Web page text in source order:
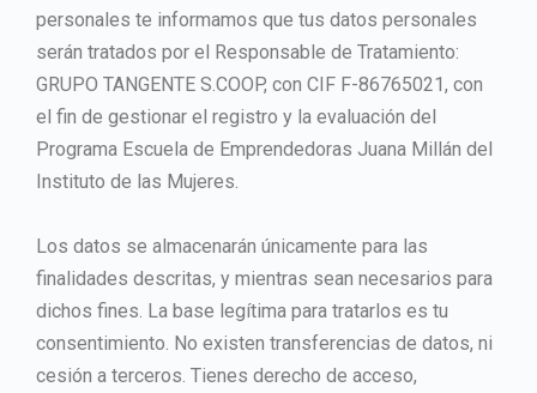
personales te informamos que tus datos personales
serán tratados por el Responsable de Tratamiento:
GRUPO TANGENTE S.COOP, con CIF F-86765021, con
el fin de gestionar el registro y la evaluación del
Programa Escuela de Emprendedoras Juana Millán del
Instituto de las Mujeres.
Los datos se almacenarán únicamente para las
finalidades descritas, y mientras sean necesarios para
dichos fines. La base legítima para tratarlos es tu
consentimiento. No existen transferencias de datos, ni
cesión a terceros. Tienes derecho de acceso,